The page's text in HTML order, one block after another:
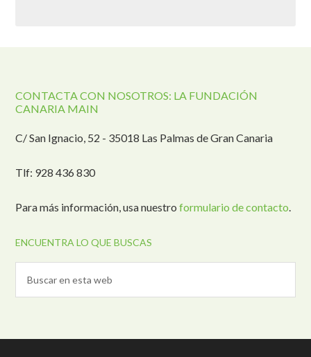
CONTACTA CON NOSOTROS: LA FUNDACIÓN
CANARIA MAIN
C/ San Ignacio, 52 - 35018 Las Palmas de Gran Canaria
Tlf: 928 436 830
Para más información, usa nuestroformulario de contacto.
ENCUENTRA LO QUE BUSCAS